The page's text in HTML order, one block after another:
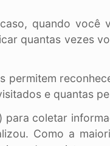
quando você
quantas vezes
permitem
e quantas
para coletar
Como a